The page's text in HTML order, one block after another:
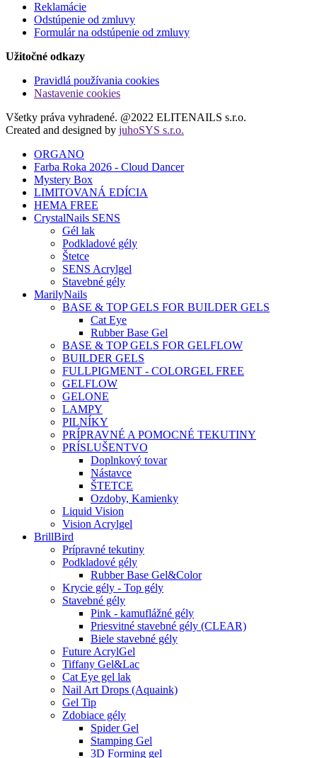
Reklamácie
Odstúpenie od zmluvy
Formulár na odstúpenie od zmluvy
Užitočné odkazy
Pravidlá používania cookies
Nastavenie cookies
Všetky práva vyhradené. @2022 ELITENAILS s.r.o.
Created and designed by juhoSYS s.r.o.
ORGANO
Farba Roka 2026 - Cloud Dancer
Mystery Box
LIMITOVANÁ EDÍCIA
HEMA FREE
CrystalNails SENS
Gél lak
Podkladové gély
Štetce
SENS Acrylgel
Stavebné gély
MarilyNails
BASE & TOP GELS FOR BUILDER GELS
Cat Eye
Rubber Base Gel
BASE & TOP GELS FOR GELFLOW
BUILDER GELS
FULLPIGMENT - COLORGEL FREE
GELFLOW
GELONE
LAMPY
PILNÍKY
PRÍPRAVNÉ A POMOCNÉ TEKUTINY
PRÍSLUŠENTVO
Doplnkový tovar
Nástavce
ŠTETCE
Ozdoby, Kamienky
Liquid Vision
Vision Acrylgel
BrillBird
Prípravné tekutiny
Podkladové gély
Rubber Base Gel&Color
Krycie gély - Top gély
Stavebné gély
Pink - kamuflážné gély
Priesvitné stavebné gély (CLEAR)
Biele stavebné gély
Future AcrylGel
Tiffany Gel&Lac
Cat Eye gel lak
Nail Art Drops (Aquaink)
Gel Tip
Zdobiace gély
Spider Gel
Stamping Gel
3D Forming gel